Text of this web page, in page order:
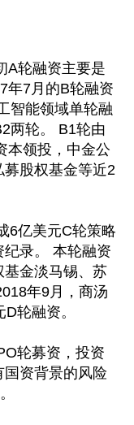
A轮融资主要是
年7月的B轮融资
智能领域单轮融
两轮。 B1轮由
本领投，中金公
股权基金等近2
6亿美元C轮策略
录。 本轮融资
基金淡马锡、苏
年9月，商汤
轮融资。
轮募资，投资
资背景的风险